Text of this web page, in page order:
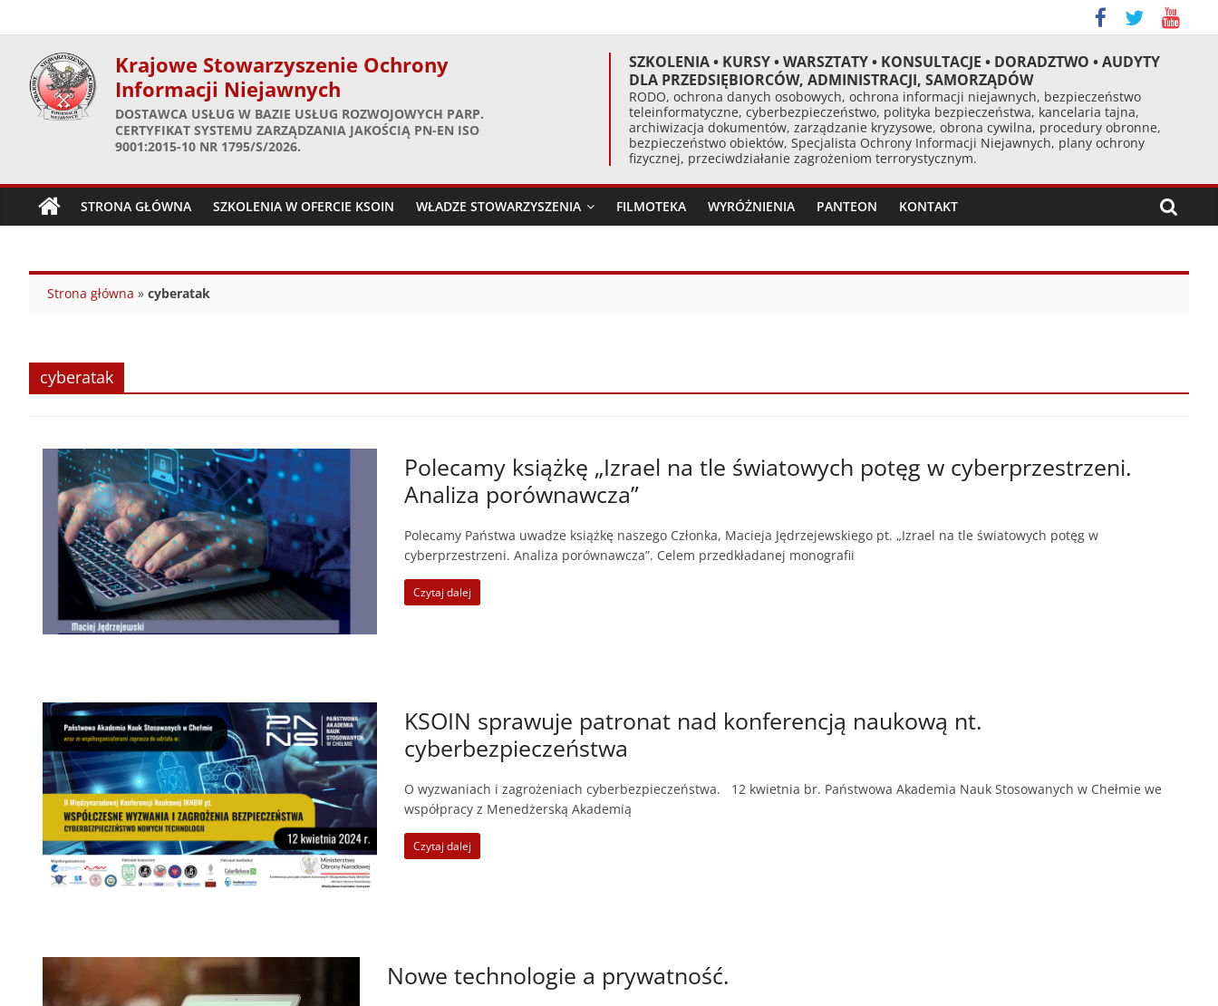
to
content
Krajowe Stowarzyszenie Ochrony
Informacji Niejawnych
DOSTAWCA USŁUG W BAZIE USŁUG ROZWOJOWYCH PARP.
CERTYFIKAT SYSTEMU ZARZĄDZANIA JAKOŚCIĄ PN-EN ISO
9001:2015-10 NR 1795/S/2026.
SZKOLENIA • KURSY • WARSZTATY • KONSULTACJE • DORADZTWO • AUDYTY
DLA PRZEDSIĘBIORCÓW, ADMINISTRACJI, SAMORZĄDÓW
RODO, ochrona danych osobowych, ochrona informacji niejawnych, bezpieczeństwo
teleinformatyczne, cyberbezpieczeństwo, polityka bezpieczeństwa, kancelaria tajna,
archiwizacja dokumentów, zarządzanie kryzysowe, obrona cywilna, procedury obronne,
bezpieczeństwo obiektów, Specjalista Ochrony Informacji Niejawnych, plany ochrony
fizycznej, przeciwdziałanie zagrożeniom terrorystycznym.
STRONA GŁÓWNA SZKOLENIA W OFERCIE KSOIN WŁADZE STOWARZYSZENIA FILMOTEKA WYRÓŻNIENIA PANTEON KONTAKT
Strona główna » cyberatak
cyberatak
Polecamy książkę „Izrael na tle światowych potęg w cyberprzestrzeni.
Analiza porównawcza”
Polecamy Państwa uwadze książkę naszego Członka, Macieja Jędrzejewskiego pt. „Izrael na tle światowych potęg w
cyberprzestrzeni. Analiza porównawcza”. Celem przedkładanej monografii
Czytaj dalej
KSOIN sprawuje patronat nad konferencją naukową nt.
cyberbezpieczeństwa
O wyzwaniach i zagrożeniach cyberbezpieczeństwa. 12 kwietnia br. Państwowa Akademia Nauk Stosowanych w Chełmie we
współpracy z Menedżerską Akademią
Czytaj dalej
Nowe technologie a prywatność.